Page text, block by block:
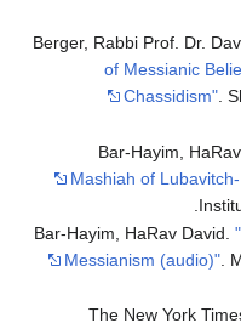
Berger, Rabbi Prof. Dr.
of Messianic
Chassidism".
Bar-Hayim,
Mashiah of
Bar-Hayim, HaRav David.
Messianism (audio)" .
The New York